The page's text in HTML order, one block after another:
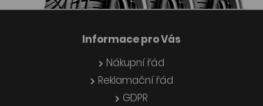
Informace pro Vás
Nákupní řád
Reklamační řád
GDPR